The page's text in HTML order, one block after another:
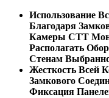
Использование
Благодаря
Камеры СТТ
Располагать
Стенам
Жесткость Всей
Замкового
Фиксация